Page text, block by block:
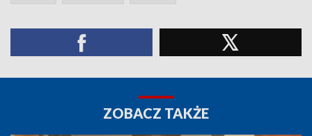
ZOBACZ TAKŻE